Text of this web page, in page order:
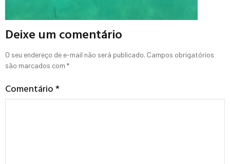
Deixe um comentário
O seu endereço de e-mail não será publicado. Campos obrigatórios
são marcados com *
Comentário*